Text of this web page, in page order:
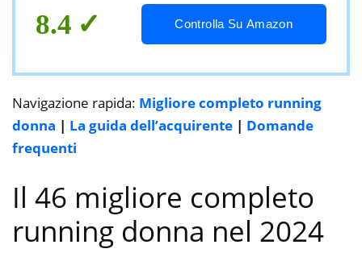
8.4 Controlla Su Amazon
Navigazione rapida: Migliore completo running
donna | La guida dell’acquirente | Domande
frequenti
Il 46 migliore completo
running donna nel 2024